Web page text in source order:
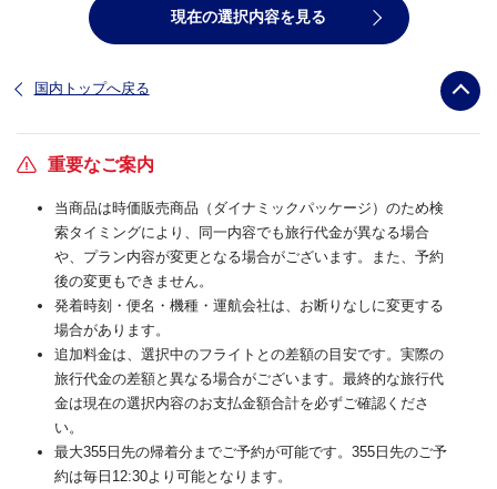
現在の選択内容を見る
国内トップへ戻る
重要なご案内
当商品は時価販売商品（ダイナミックパッケージ）のため検
索タイミングにより、同一内容でも旅行代金が異なる場合
や、プラン内容が変更となる場合がございます。また、予約
後の変更もできません。
発着時刻・便名・機種・運航会社は、お断りなしに変更する
場合があります。
追加料金は、選択中のフライトとの差額の目安です。実際の
旅行代金の差額と異なる場合がございます。最終的な旅行代
金は現在の選択内容のお支払金額合計を必ずご確認くださ
い。
最大355日先の帰着分までご予約が可能です。355日先のご予
約は毎日12:30より可能となります。